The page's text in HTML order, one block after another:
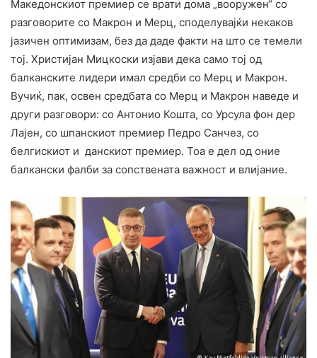
Македонскиот премиер се врати дома „вооружен“ со
разговорите со Макрон и Мерц, споделувајќи некаков
јазичен оптимизам, без да даде факти на што се темели
тој. Христијан Мицкоски изјави дека само тој од
балканските лидери имал средби со Мерц и Макрон.
Вучиќ, пак, освен средбата со Мерц и Макрон наведе и
други разговори: со Антонио Кошта, со Урсула фон дер
Лајен, со шпанскиот премиер Педро Санчез, со
белгискиот и данскиот премиер. Тоа е дел од оние
балкански фалби за сопствената важност и влијание.